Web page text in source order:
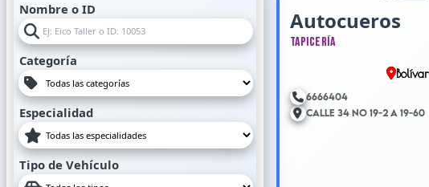
Nombre o ID
Categoría
Especialidad
Tipo de Vehículo
Autocueros
Tapicería
Bolívar
6666404
Calle 34 No 19-2 A 19-60